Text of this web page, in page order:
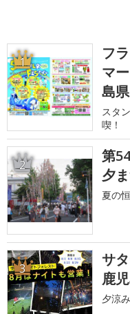
1
フ
マ
島県
スタ
喫！
2
第
夕
夏の
3
サ
鹿
夕涼